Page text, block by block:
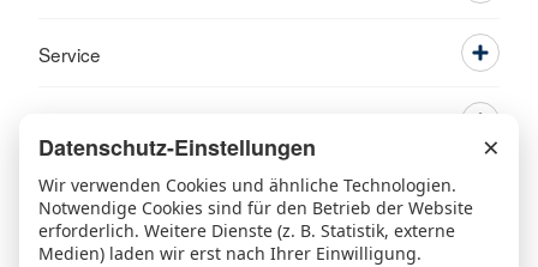
Service
Datenschutz-Einstellungen ×
Wir verwenden Cookies und ähnliche Technologien.
Notwendige Cookies sind für den Betrieb der Website
erforderlich. Weitere Dienste (z. B. Statistik, externe
Medien) laden wir erst nach Ihrer Einwilligung.